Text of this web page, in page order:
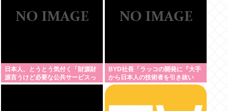
日本人、とうとう気付く「財源財
源言うけど必要な公共サービスっ
て無くね？」
BYD社長「ラッコの開発に『大手
から日本人の技術者を引き抜い
た』って噂は嘘。開発チームに日